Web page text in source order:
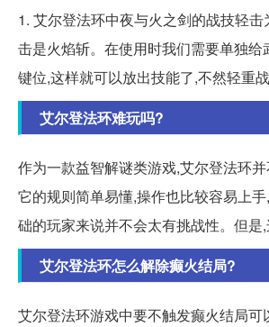
1. 艾尔登法环中夜与火之剑的战技轻
击是火焰斩。在使用时我们需要单独给
键位,这样就可以放出技能了,不然轻重战
艾尔登法环难玩吗?
作为一款益智解谜类游戏,艾尔登法环并
它的规则简单易懂,操作也比较容易上
础的玩家来说并不会太有挑战性。但是,
艾尔登法环怎么解除癫火结局?
艾尔登法环游戏中要不触发癫火结局可